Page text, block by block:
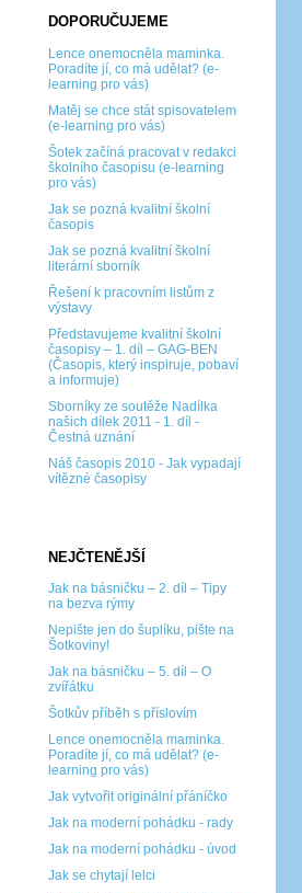
DOPORUČUJEME
Lence onemocněla maminka.
Poradíte jí, co má udělat? (e-
learning pro vás)
Matěj se chce stát spisovatelem
(e-learning pro vás)
Šotek začíná pracovat v redakci
školního časopisu (e-learning
pro vás)
Jak se pozná kvalitní školní
časopis
Jak se pozná kvalitní školní
literární sborník
Řešení k pracovním listům z
výstavy
Představujeme kvalitní školní
časopisy – 1. díl – GAG-BEN
(Časopis, který inspiruje, pobaví
a informuje)
Sborníky ze soutěže Nadílka
našich dílek 2011 - 1. díl -
Čestná uznání
Náš časopis 2010 - Jak vypadají
vítězné časopisy
NEJČTENĚJŠÍ
Jak na básničku – 2. díl – Tipy
na bezva rýmy
Nepište jen do šuplíku, pište na
Šotkoviny!
Jak na básničku – 5. díl – O
zvířátku
Šotkův příběh s příslovím
Lence onemocněla maminka.
Poradíte jí, co má udělat? (e-
learning pro vás)
Jak vytvořit originální přáníčko
Jak na moderní pohádku - rady
Jak na moderní pohádku - úvod
Jak se chytají lelci